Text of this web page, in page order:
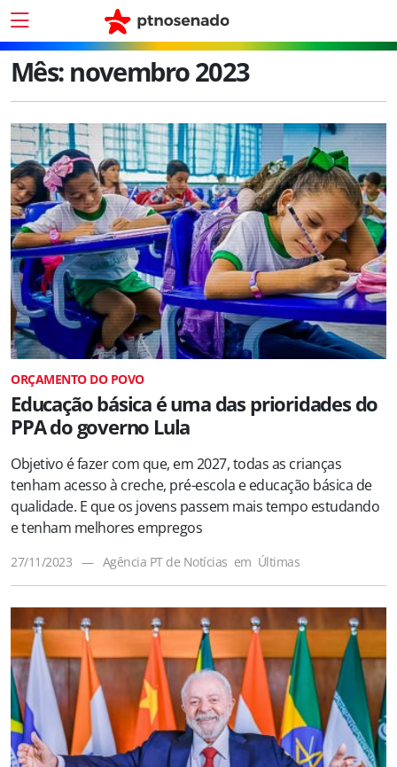
Mês: novembro 2023
ORÇAMENTO DO POVO
Educação básica é uma das prioridades do
PPA do governo Lula
Objetivo é fazer com que, em 2027, todas as crianças
tenham acesso à creche, pré-escola e educação básica de
qualidade. E que os jovens passem mais tempo estudando
e tenham melhores empregos
27/11/2023 — Agência PT de Notícias em Últimas